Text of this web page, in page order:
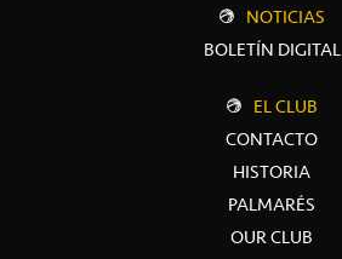
NOTICIAS
BOLETÍN DIGITAL
EL CLUB
CONTACTO
HISTORIA
PALMARÉS
OUR CLUB